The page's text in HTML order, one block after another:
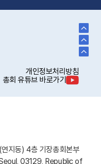
개인정보처리방침
총회 유튜브 바로가기
지동) 4층 기장총회본부
03129, Republic of